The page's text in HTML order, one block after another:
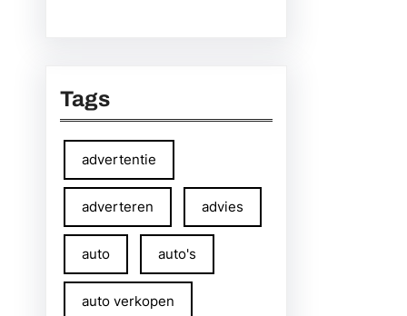
Tags
advertentie
adverteren advies
auto auto's
auto verkopen